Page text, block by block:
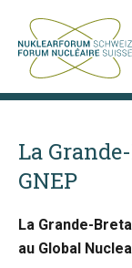
La
GNEP
La Grande-
au Global